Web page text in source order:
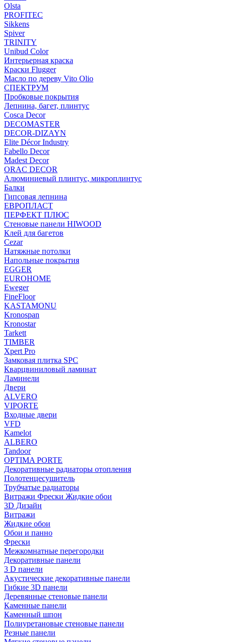
Olsta
PROFITEC
Sikkens
Spiver
TRINITY
Unibud Color
Интерьерная краска
Краски Flugger
Масло по дереву Vito Olio
СПЕКТРУМ
Пробковые покрытия
Лепнина, багет, плинтус
Cosca Decor
DECOMASTER
DECOR-DIZAYN
Elite Décor Industry
Fabello Decor
Madest Decor
ORAC DECOR
Алюминиевый плинтус, микроплинтус
Балки
Гипсовая лепнина
ЕВРОПЛАСТ
ПЕРФЕКТ ПЛЮС
Стеновые панели HIWOOD
Клей для багетов
Cezar
Натяжные потолки
Напольные покрытия
EGGER
EUROHOME
Eweger
FineFloor
KASTAMONU
Kronospan
Kronostar
Tarkett
TIMBER
Xpert Pro
Замковая плитка SPC
Кварцвиниловый ламинат
Ламинели
Двери
ALVERO
VIPORTE
Входные двери
VFD
Kamelot
ALBERO
Tandoor
OPTIMA PORTE
Декоративные радиаторы отопления
Полотенцесушитель
Трубчатые радиаторы
Витражи Фрески Жидкие обои
3D Дизайн
Витражи
Жидкие обои
Обои и панно
Фрески
Межкомнатные перегородки
Декоративные панели
3 D панели
Акустические декоративные панели
Гибкие 3D панели
Деревянные стеновые панели
Каменные панели
Каменный шпон
Полиуретановые стеновые панели
Резные панели